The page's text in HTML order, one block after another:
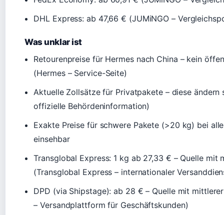
DHL Express: ab 47,66 € (JUMiNGO –
Was unklar ist
Retourenpreise für Hermes nach China – kein
(Hermes – Service-Seite)
Aktuelle Zollsätze für Privatpakete – diese ändern
offizielle Behördeninformation)
Exakte Preise für schwere Pakete (>20 kg) bei
einsehbar
Transglobal Express: 1 kg ab 27,33 € – Quelle mit
(Transglobal Express – internationaler
DPD (via Shipstage): ab 28 € – Quelle mit
– Versandplattform für Geschäftskunden)